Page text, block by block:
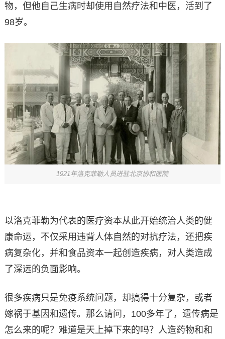
物，但他自己生病时却使用自然疗法和中医，活到了
98岁。
1921年洛克菲勒人员进驻北京协和医院
以洛克菲勒为代表的医疗资本从此开始统治人类的健
康命运，不仅采用违背人体自然的对抗疗法，还把疾
病复杂化，并和食品资本一起创造疾病，对人类造成
了深远的负面影响。
很多疾病只是免疫系统问题，却搞得十分复杂，或者
嫁祸于基因和遗传。那么请问，100多年了，遗传病是
怎么来的呢？难道是天上掉下来的吗？人造药物和和